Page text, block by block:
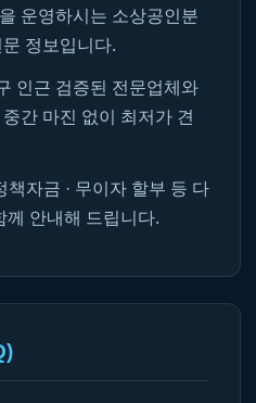
운영하시는 소상공인분
정보입니다.
인근 검증된 전문업체와
간 마진 없이 최저가 견
책자금 · 무이자 할부 등 다
께 안내해 드립니다.